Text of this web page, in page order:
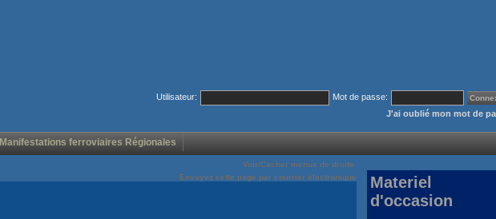
Utilisateur:
Mot de passe:
J'ai oublié mon mot de
Manifestations ferroviaires Régionales
Voir/Cacher menus de droite
Envoyez cette page par courrier électronique
Materiel
d'occasion